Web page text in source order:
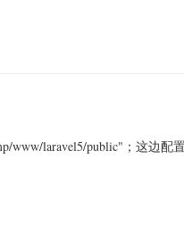
www/laravel5/public"；这边